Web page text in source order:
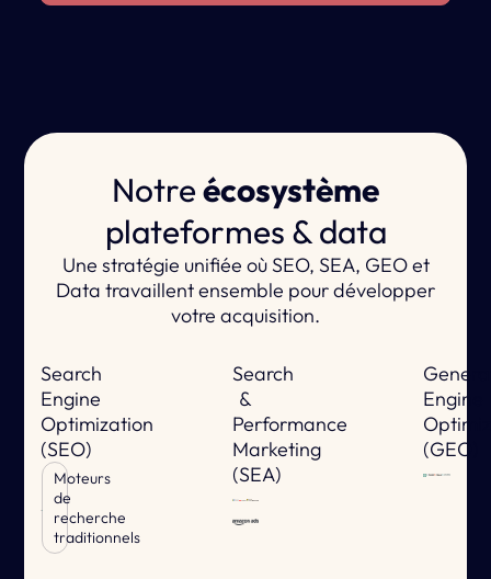
Notreécosystème
plateformes & data
Une stratégie unifiée où SEO, SEA, GEO et
Data travaillent ensemble pour développer
votre acquisition.
Search
Engine
Optimization
(SEO)
Moteurs
de
recherche
traditionnels
Search
&
Performance
Marketing
(SEA)
Engine
(GEO)